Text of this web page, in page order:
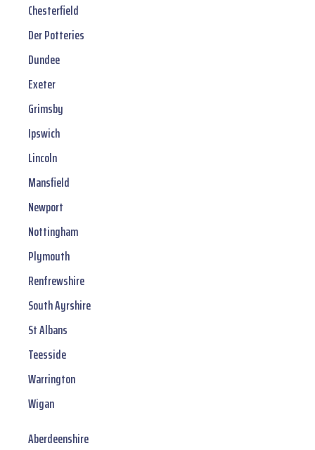
Chesterfield
Der Potteries
Dundee
Exeter
Grimsby
Ipswich
Lincoln
Mansfield
Newport
Nottingham
Plymouth
Renfrewshire
South Ayrshire
St Albans
Teesside
Warrington
Wigan
Aberdeenshire